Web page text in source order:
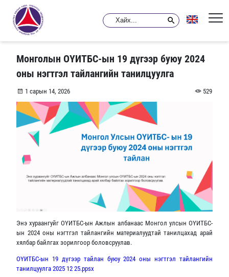
Монголын ОҮИТБС-ын 19 дүгээр буюу 2024
оны нэгтгэл тайлангийн танилцуулга
1 сарын 14, 2026 529
Энэ хураангуйг ОҮИТБС-ын Ажлын албанаас Монгол улсын ОҮИТБС-
ын 2024 оны нэгтгэл тайлангийн материалуудтай танилцахад арай
хялбар байлгах зорилгоор боловсруулав.
ОҮИТБС-ын 19 дүгээр тайлан буюу 2024 оны нэгтгэл тайлангийн
танилцуулга 2025 12 25.ppsx